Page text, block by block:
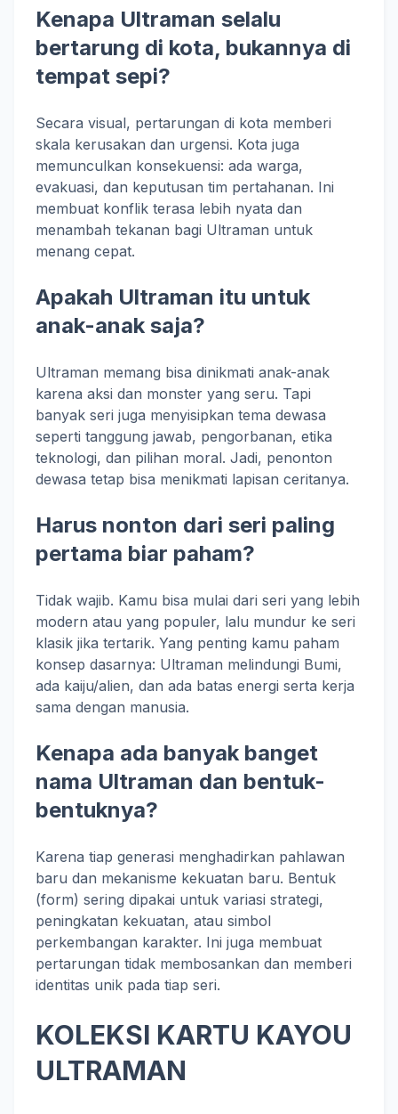
Kenapa Ultraman selalu
bertarung di kota, bukannya di
tempat sepi?
Secara visual, pertarungan di kota memberi
skala kerusakan dan urgensi. Kota juga
memunculkan konsekuensi: ada warga,
evakuasi, dan keputusan tim pertahanan. Ini
membuat konflik terasa lebih nyata dan
menambah tekanan bagi Ultraman untuk
menang cepat.
Apakah Ultraman itu untuk
anak-anak saja?
Ultraman memang bisa dinikmati anak-anak
karena aksi dan monster yang seru. Tapi
banyak seri juga menyisipkan tema dewasa
seperti tanggung jawab, pengorbanan, etika
teknologi, dan pilihan moral. Jadi, penonton
dewasa tetap bisa menikmati lapisan ceritanya.
Harus nonton dari seri paling
pertama biar paham?
Tidak wajib. Kamu bisa mulai dari seri yang lebih
modern atau yang populer, lalu mundur ke seri
klasik jika tertarik. Yang penting kamu paham
konsep dasarnya: Ultraman melindungi Bumi,
ada kaiju/alien, dan ada batas energi serta kerja
sama dengan manusia.
Kenapa ada banyak banget
nama Ultraman dan bentuk-
bentuknya?
Karena tiap generasi menghadirkan pahlawan
baru dan mekanisme kekuatan baru. Bentuk
(form) sering dipakai untuk variasi strategi,
peningkatan kekuatan, atau simbol
perkembangan karakter. Ini juga membuat
pertarungan tidak membosankan dan memberi
identitas unik pada tiap seri.
KOLEKSI KARTU KAYOU
ULTRAMAN